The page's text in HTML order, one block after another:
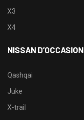
X3
X4
NISSAN D’OCCASION
Qashqai
Juke
X-trail